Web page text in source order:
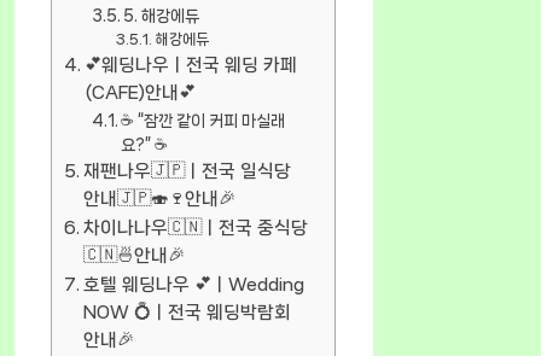
5. 해강에듀
해강에듀
💕웨딩나우ㅣ전국 웨딩 카페
(CAFE)안내💕
☕ “잠깐 같이 커피 마실래
요?” ☕
재팬나우🇯🇵ㅣ전국 일식당
안내🇯🇵🍣🍷안내🎉
차이나나우🇨🇳ㅣ전국 중식당
🇨🇳🍜안내🎉
호텔 웨딩나우 💕ㅣWedding
NOW 💍ㅣ전국 웨딩박람회
안내🎉